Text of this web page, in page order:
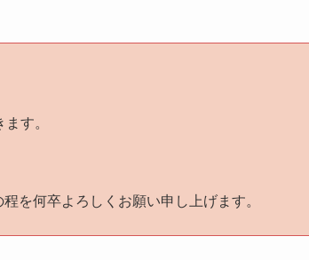
す。
を何卒よろしくお願い申し上げます。